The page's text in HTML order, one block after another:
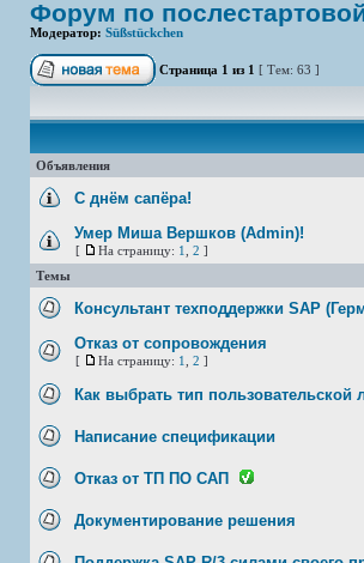
Форум по
Модератор: Süßstückchen
Страница 1 из 1 [ Тем: 63 ]
Объявления
С днём сапёра!
Умер Миша Вершков (Admin)!
[ На страницу: 1 2 ]
Темы
Консультант техподдержки SAP
Отказ от сопровождения
[ На страницу: 1 2 ]
Как выбрать тип пользовательской
Написание спецификации
Отказ от ТП ПО САП
Документирование решения